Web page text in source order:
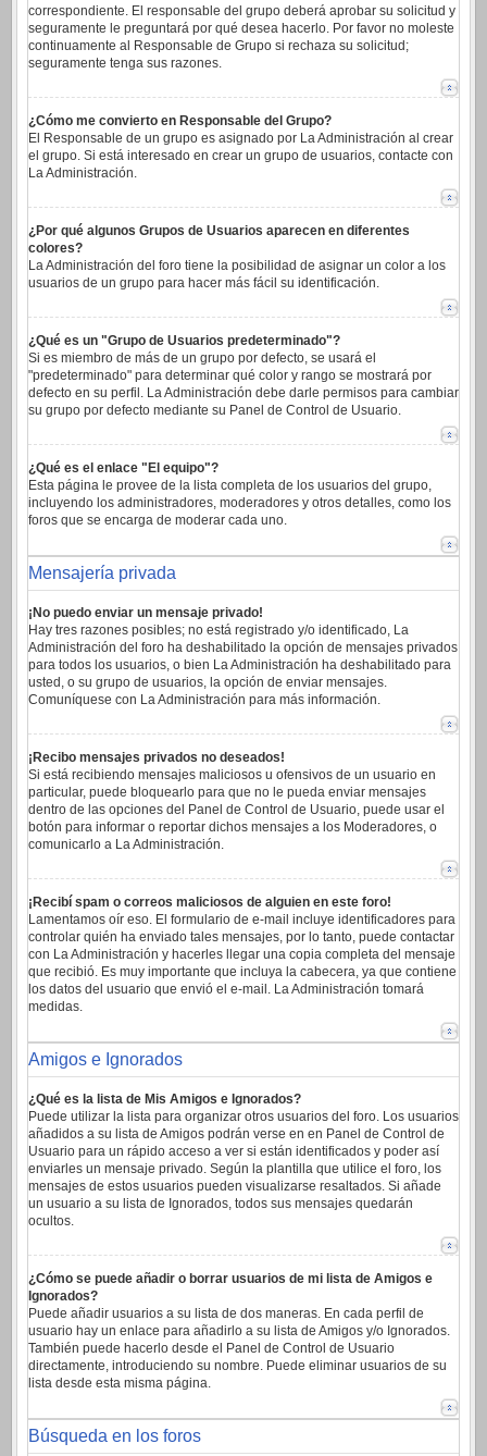
correspondiente. El responsable del grupo deberá aprobar su solicitud y
seguramente le preguntará por qué desea hacerlo. Por favor no moleste
continuamente al Responsable de Grupo si rechaza su solicitud;
seguramente tenga sus razones.
¿Cómo me convierto en Responsable del Grupo?
El Responsable de un grupo es asignado por La Administración al crear
el grupo. Si está interesado en crear un grupo de usuarios, contacte con
La Administración.
¿Por qué algunos Grupos de Usuarios aparecen en diferentes
colores?
La Administración del foro tiene la posibilidad de asignar un color a los
usuarios de un grupo para hacer más fácil su identificación.
¿Qué es un "Grupo de Usuarios predeterminado"?
Si es miembro de más de un grupo por defecto, se usará el
"predeterminado" para determinar qué color y rango se mostrará por
defecto en su perfil. La Administración debe darle permisos para cambiar
su grupo por defecto mediante su Panel de Control de Usuario.
¿Qué es el enlace "El equipo"?
Esta página le provee de la lista completa de los usuarios del grupo,
incluyendo los administradores, moderadores y otros detalles, como los
foros que se encarga de moderar cada uno.
Mensajería privada
¡No puedo enviar un mensaje privado!
Hay tres razones posibles; no está registrado y/o identificado, La
Administración del foro ha deshabilitado la opción de mensajes privados
para todos los usuarios, o bien La Administración ha deshabilitado para
usted, o su grupo de usuarios, la opción de enviar mensajes.
Comuníquese con La Administración para más información.
¡Recibo mensajes privados no deseados!
Si está recibiendo mensajes maliciosos u ofensivos de un usuario en
particular, puede bloquearlo para que no le pueda enviar mensajes
dentro de las opciones del Panel de Control de Usuario, puede usar el
botón para informar o reportar dichos mensajes a los Moderadores, o
comunicarlo a La Administración.
¡Recibí spam o correos maliciosos de alguien en este foro!
Lamentamos oír eso. El formulario de e-mail incluye identificadores para
controlar quién ha enviado tales mensajes, por lo tanto, puede contactar
con La Administración y hacerles llegar una copia completa del mensaje
que recibió. Es muy importante que incluya la cabecera, ya que contiene
los datos del usuario que envió el e-mail. La Administración tomará
medidas.
Amigos e Ignorados
¿Qué es la lista de Mis Amigos e Ignorados?
Puede utilizar la lista para organizar otros usuarios del foro. Los usuarios
añadidos a su lista de Amigos podrán verse en en Panel de Control de
Usuario para un rápido acceso a ver si están identificados y poder así
enviarles un mensaje privado. Según la plantilla que utilice el foro, los
mensajes de estos usuarios pueden visualizarse resaltados. Si añade
un usuario a su lista de Ignorados, todos sus mensajes quedarán
ocultos.
¿Cómo se puede añadir o borrar usuarios de mi lista de Amigos e
Ignorados?
Puede añadir usuarios a su lista de dos maneras. En cada perfil de
usuario hay un enlace para añadirlo a su lista de Amigos y/o Ignorados.
También puede hacerlo desde el Panel de Control de Usuario
directamente, introduciendo su nombre. Puede eliminar usuarios de su
lista desde esta misma página.
Búsqueda en los foros